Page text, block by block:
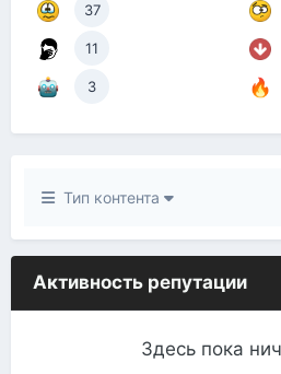
37
11
3
Тип контента
Активность репутации
Здесь пока